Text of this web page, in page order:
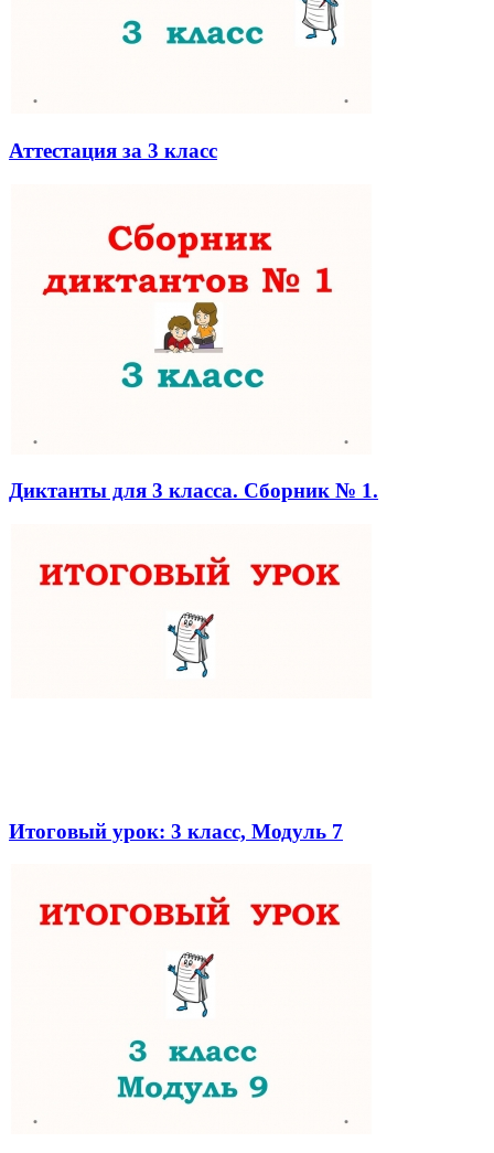
Аттестация за 3 класс
Диктанты для 3 класса. Сборник № 1.
Итоговый урок: 3 класс, Модуль 7